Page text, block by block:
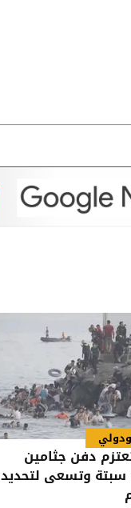
دفن جثامين
وتسعى لتحديد